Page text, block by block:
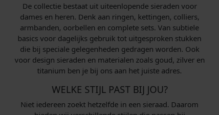
De collectie bestaat uit uiteenlopende sieraden voor
dames en heren. Denk aan ringen, kettingen, colliers,
armbanden, oorbellen en complete sets. Van subtiele
basics voor dagelijks gebruik tot uitgesproken stukken
die bij speciale gelegenheden gedragen worden. Ook
voor design sieraden en materialen zoals goud, zilver en
titanium ben je bij ons aan het juiste adres.
WELKE STIJL PAST BIJ JOU?
Niet iedereen zoekt hetzelfde in een sieraad. Daarom